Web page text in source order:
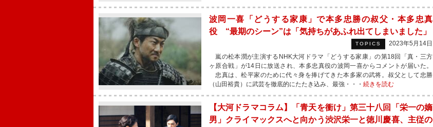
波岡一喜「どうする家康」で本多忠勝の叔父・本多忠真
役 “最期のシーン”は「気持ちがあふれ出てしまいました」
TOPICS
2023年5月14日
嵐の松本潤が主演するNHK大河ドラマ「どうする家康」の第18回「真・三方
ヶ原合戦」が14日に放送され、本多忠真役の波岡一喜からコメントが届いた。
忠真は、松平家のために代々身を捧げてきた本多家の武将。叔父として忠勝
（山田裕貴）に武芸を徹底的にたたき込み、最強・・・ 続きを読む
【大河ドラマコラム】「青天を衝け」第三十八回「栄一の嫡
男」クライマックスへと向かう渋沢栄一と徳川慶喜、主従の